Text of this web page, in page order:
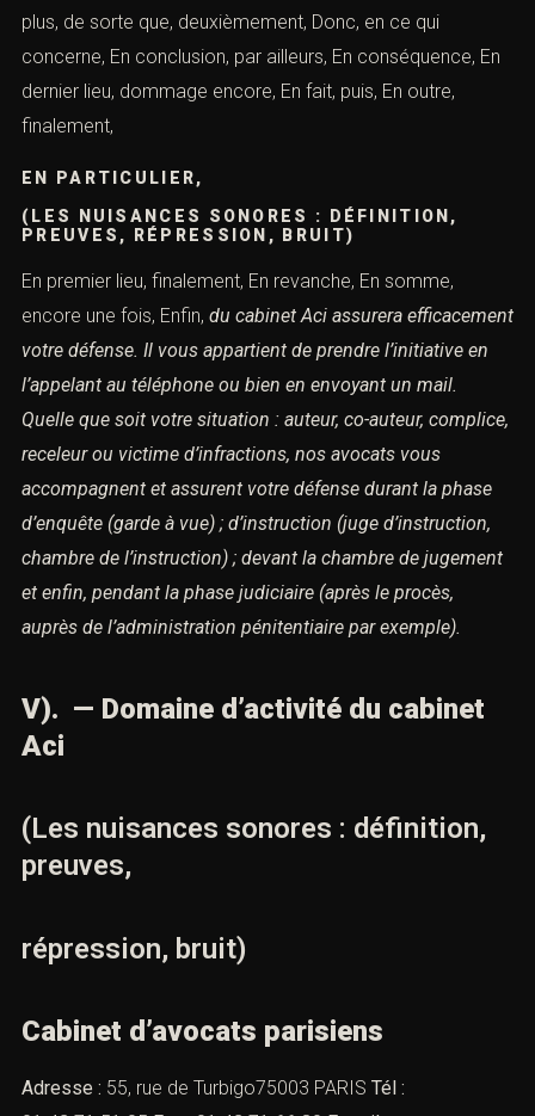
plus, de sorte que, deuxièmement, Donc, en ce qui
concerne, En conclusion, par ailleurs, En conséquence, En
dernier lieu, dommage encore, En fait, puis, En outre,
finalement,
EN PARTICULIER,
(LES NUISANCES SONORES : DÉFINITION,
PREUVES, RÉPRESSION, BRUIT)
En premier lieu, finalement, En revanche, En somme,
encore une fois, Enfin, du cabinet Aci assurera efficacement
votre défense. Il vous appartient de prendre l’initiative en
l’appelant au téléphone ou bien en envoyant un mail.
Quelle que soit votre situation : auteur, co-auteur, complice,
receleur ou victime d’infractions, nos avocats vous
accompagnent et assurent votre défense durant la phase
d’enquête (garde à vue) ; d’instruction (juge d’instruction,
chambre de l’instruction) ; devant la chambre de jugement
et enfin, pendant la phase judiciaire (après le procès,
auprès de l’administration pénitentiaire par exemple).
V). — Domaine d’activité du cabinet
Aci
(Les nuisances sonores : définition,
preuves,
répression, bruit)
Cabinet d’avocats parisiens
Adresse : 55, rue de Turbigo75003 PARIS Tél :